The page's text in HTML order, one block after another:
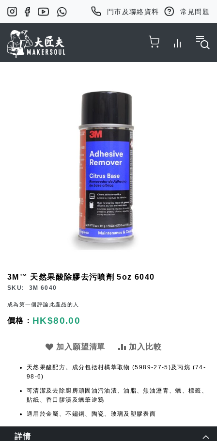
門市及聯絡資料 常見問題
3M™ 天然果酸除膠去污噴劑 5oz 6040
SKU 3M 6040
成為第一個評論此產品的人
HK$80.00
加入願望清單 加入比較
天然果酸配方。成分包括柑橘萃取物 (5989-27-5)及丙烷 (74-
98-6)
可清潔及去除廚房頑固油污油漬、油脂、焦油瀝青、蠟、標籤、
貼紙、香口膠漬及蠟筆途鴉
適用於金屬、不鏽鋼、陶瓷、玻璃及塑膠表面
beginning
of
詳情